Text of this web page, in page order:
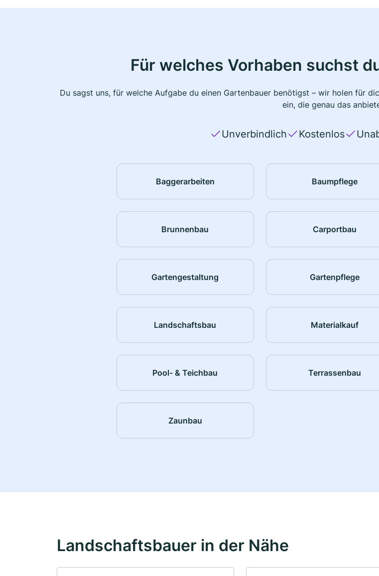
Für welches Vorhaben suchst
Du sagst uns, für welche Aufgabe du einen Gartenbauer benötigst – wir holen für
ein, die genau das
Unverbindlich Kostenlos
Baggerarbeiten Baumpflege
Brunnenbau Carportbau
Gartengestaltung Gartenpflege
Landschaftsbau Materialkauf
Pool- & Teichbau Terrassenbau
Zaunbau
Landschaftsbauer in der Nähe